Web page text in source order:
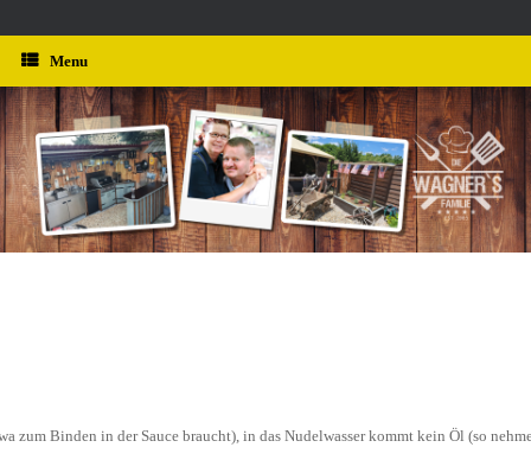
Menu
Binden in der Sauce braucht), in das Nudelwasser kommt kein Öl (so